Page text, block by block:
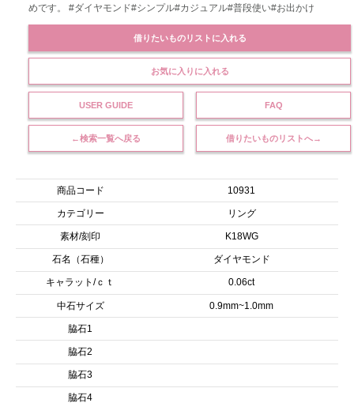
めです。 #ダイヤモンド#シンプル#カジュアル#普段使い#お出かけ
借りたいものリストに入れる
お気に入りに入れる
USER GUIDE FAQ
←検索一覧へ戻る 借りたいものリストへ→
商品コード 10931
カテゴリー リング
素材/刻印 K18WG
石名（石種） ダイヤモンド
キャラット/ｃｔ 0.06ct
中石サイズ 0.9mm~1.0mm
脇石1
脇石2
脇石3
脇石4